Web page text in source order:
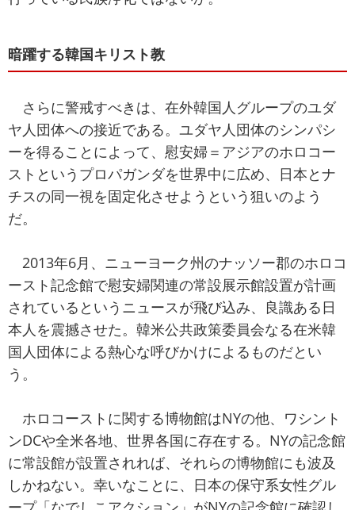
暗躍する韓国キリスト教
さらに警戒すべきは、在外韓国人グループのユダ
ヤ人団体への接近である。ユダヤ人団体のシンパシ
ーを得ることによって、慰安婦＝アジアのホロコー
ストというプロパガンダを世界中に広め、日本とナ
チスの同一視を固定化させようという狙いのよう
だ。
2013年6月、ニューヨーク州のナッソー郡のホロコ
ースト記念館で慰安婦関連の常設展示館設置が計画
されているというニュースが飛び込み、良識ある日
本人を震撼させた。韓米公共政策委員会なる在米韓
国人団体による熱心な呼びかけによるものだとい
う。
ホロコーストに関する博物館はNYの他、ワシント
ンDCや全米各地、世界各国に存在する。NYの記念館
に常設館が設置されれば、それらの博物館にも波及
しかねない。幸いなことに、日本の保守系女性グル